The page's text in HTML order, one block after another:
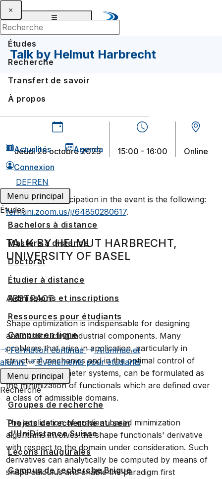
Études
Recherche
Transfert de savoir
À propos
Actualités
Agenda
Connexion
DEFREN
Menu principal
Études
Bachelors à distance
Masters à distance
Doctorat
Étudier à distance
Admissions et inscriptions
Ressources pour étudiants
Campus en ligne
Formation continue
Alumnae et
alumni
Événements pour étudiants
Menu principal
Recherche
Groupes de recherche
Projets de recherche au sein
d'UniDistance Suisse
Leçons inaugurales
Campus de recherche Brigue
Talk by Helmut Harbrecht
jeudi 26 octobre 2023 15:00 - 16:00 Online
The link for participation in the event is the following:
fernuni.zoom.us/j/64850280617.
TALK BY HELMUT HARBRECHT,
UNIVERSITY OF BASEL
ABSTRACT
Shape optimization is indispensable for designing
and constructing industrial components. Many
problems that arise in application, particularly in
structural mechanics and in the optimal control of
distributed parameter systems, can be formulated as
the minimization of functionals which are defined over
a class of admissible domains.
The application of gradient based minimization
algorithms involves the shape functionals' derivative
with respect to the domain under consideration. Such
derivatives can analytically be computed by means of
shape calculus and enable the paradigm first